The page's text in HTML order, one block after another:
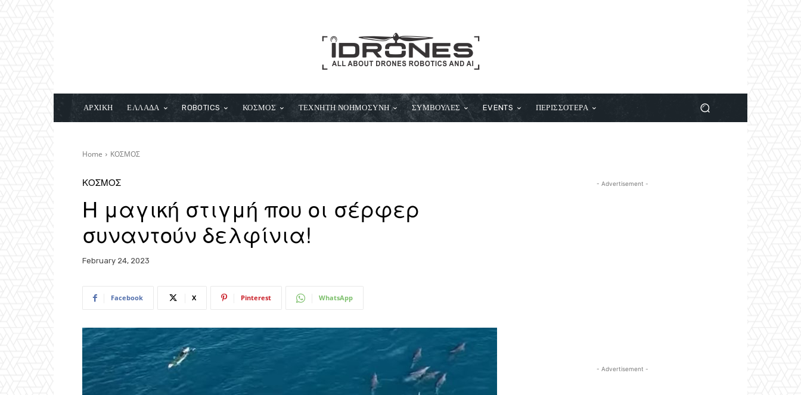
ΑΡΧΙΚΗ ΕΛΛΑΔΑ ROBOTICS ΚΟΣΜΟΣ ΤΕΧΝΗΤΗ ΝΟΗΜΟΣΥΝΗ ΣΥΜΒΟΥΛΕΣ EVENTS ΠΕΡΙΣΣΟΤΕΡΑ
Home ΚΟΣΜΟΣ
ΚΟΣΜΟΣ
Η μαγική στιγμή που οι σέρφερ
συναντούν δελφίνια!
February 24, 2023
Facebook X Pinterest WhatsApp
- Advertisement -
- Advertisement -